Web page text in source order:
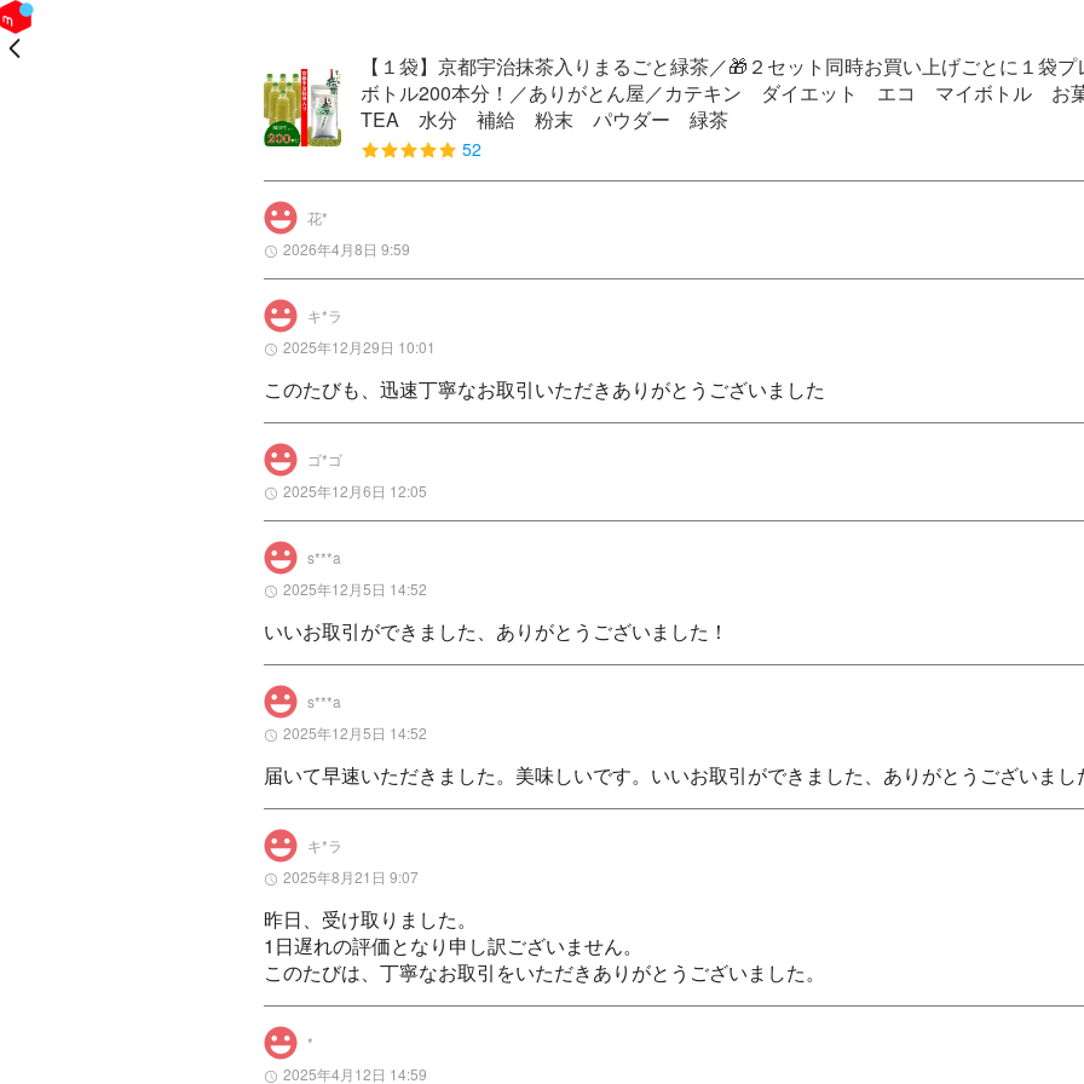
戻る
【１袋】京都宇治抹茶入りまるごと緑茶／🎁２セット同時お買い上げごとに１袋
ボトル200本分！／ありがとん屋／カテキン ダイエット エコ マイボト
TEA 水分 補給 粉末 パウダー 緑茶
52
花*
2026年4月8日 9:59
キ*ラ
2025年12月29日 10:01
このたびも、迅速丁寧なお取引いただきありがとうございました
ゴ*ゴ
2025年12月6日 12:05
s***a
2025年12月5日 14:52
いいお取引ができました、ありがとうございました！
s***a
2025年12月5日 14:52
届いて早速いただきました。美味しいです。いいお取引ができました、ありがとうございまし
キ*ラ
2025年8月21日 9:07
昨日、受け取りました。
1日遅れの評価となり申し訳ございません。
このたびは、丁寧なお取引をいただきありがとうございました。
*
2025年4月12日 14:59